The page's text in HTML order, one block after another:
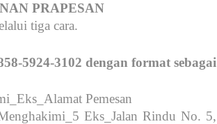
PRAPESAN
tiga cara.
5924-3102 dengan format
Pemesan
Eks_Jalan Rindu No.